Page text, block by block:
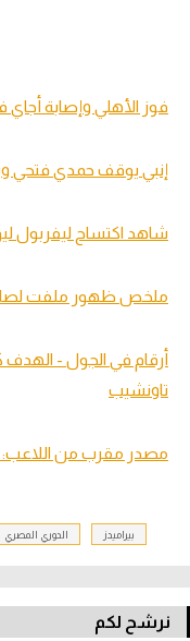
فوز الأهلي وإصابة أجاي
إنبي يوقف حمدي فتحي
شاهد اكتساح ليفربول
ملخص ظهور ملفت لصلاح
أرقام في الجول - الهدف
تاونشيب
مصدر مقرب من اللاعب:
بيراميدز الدوري المصري
نرشح لكم